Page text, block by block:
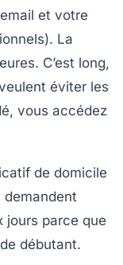
et votre
La
C’est long,
éviter les
vous accédez
de domicile
demandent
jours parce que
débutant.